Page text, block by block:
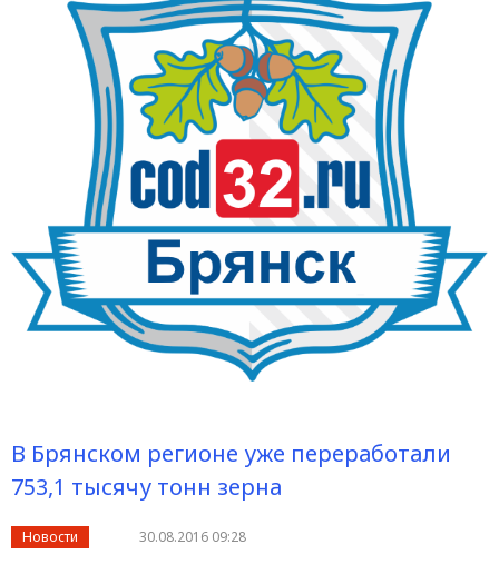
В Брянском регионе уже переработали
753,1 тысячу тонн зерна
Новости 30.08.2016 09:28